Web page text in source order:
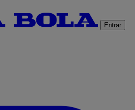
Entrar